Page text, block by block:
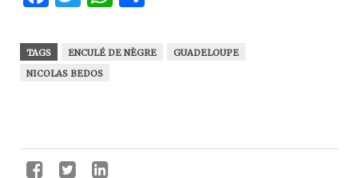
TAGS ENCULÉ DE NÈGRE
GUADELOUPE
NICOLAS BEDOS